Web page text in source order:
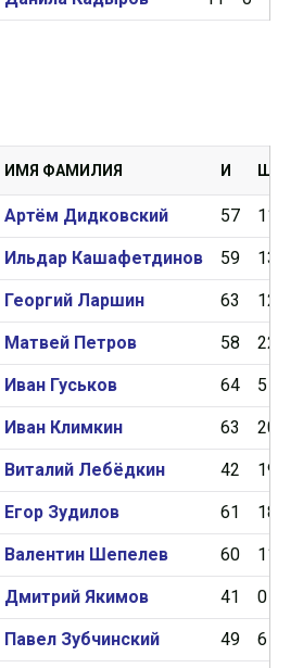
ИМЯ ФАМИЛИЯ И Ш
Артём Дидковский 57 11
Ильдар Кашафетдинов 59 13
Георгий Ларшин 63 12
Матвей Петров 58 22
Иван Гуськов 64 5
Иван Климкин 63 20
Виталий Лебёдкин 42 19
Егор Зудилов 61 18
Валентин Шепелев 60 11
Дмитрий Якимов 41 0
Павел Зубчинский 49 6